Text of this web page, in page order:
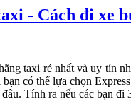
taxi rẻ nhất và uy tín
có thể lựa chọn
Tính ra nếu các bạn